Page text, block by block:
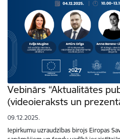
Vebinārs “Aktualitātes
(videoieraksts un
09.12.2025.
Iepirkumu uzraudzības birojs Eiropas